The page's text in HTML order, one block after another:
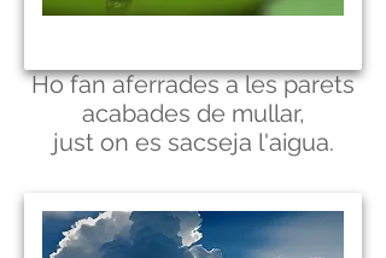
Ho fan aferrades a les parets
acabades de mullar,
just on es sacseja l'aigua.